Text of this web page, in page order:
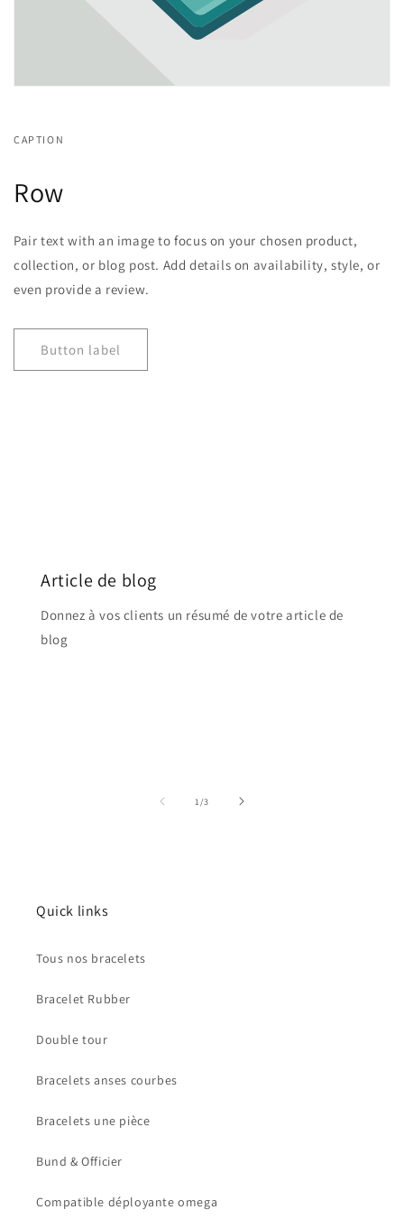
CAPTION
Row
Pair text with an image to focus on your chosen product,
collection, or blog post. Add details on availability, style, or
even provide a review.
Button label
Article de blog
Donnez à vos clients un résumé de votre article de
blog
1/de
3
Quick links
Tous nos bracelets
Bracelet Rubber
Double tour
Bracelets anses courbes
Bracelets une pièce
Bund & Officier
Compatible déployante omega
Connexion requise
Connectez-vous à votre compte pour ajouter des
produits à votre liste de souhaits et afficher vos